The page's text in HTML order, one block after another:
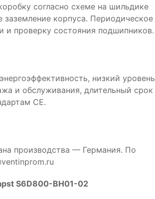
согласно схеме на шильдике
заземление корпуса. Периодическое
и проверку состояния подшипников.
низкий уровень
и обслуживания, длительный срок
CE.
производства — Германия. По
S6D800-BH01-02